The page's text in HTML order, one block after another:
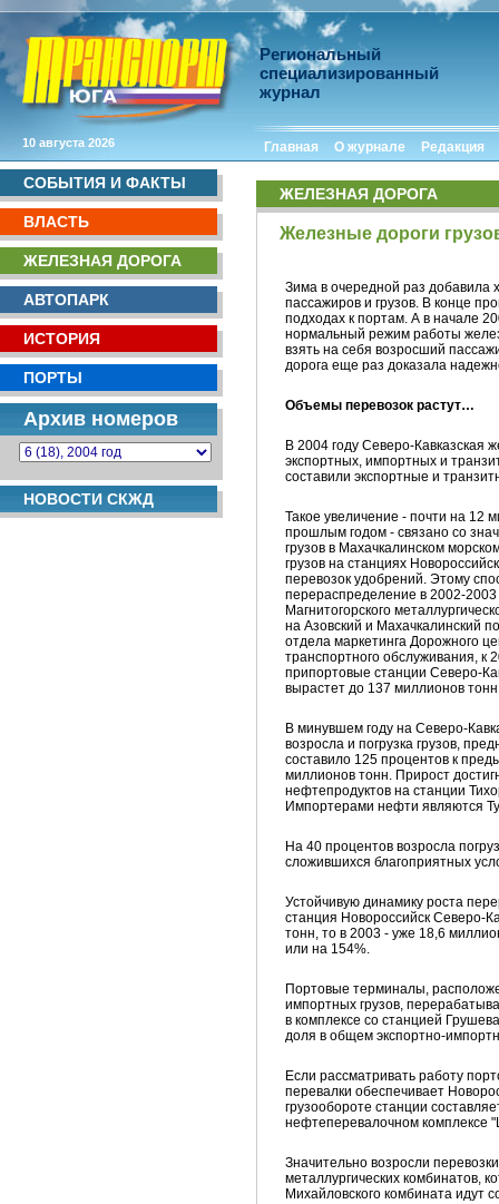
Региональный
специализированный
журнал
10 августа 2026 Главная О журнале Редакция
СОБЫТИЯ И ФАКТЫ
ВЛАСТЬ
ЖЕЛЕЗНАЯ ДОРОГА
АВТОПАРК
ИСТОРИЯ
ПОРТЫ
Архив номеров
НОВОСТИ СКЖД
ЖЕЛЕЗНАЯ ДОРОГА
Железные дороги
Зима в очередной раз добавила
пассажиров и грузов. В конце
подходах к портам. А в начале
нормальный режим работы
взять на себя возросший
дорога еще раз доказала
Объемы перевозок растут…
В 2004 году Северо-Кавказская
экспортных, импортных и
составили экспортные и
Такое увеличение - почти на 12
прошлым годом - связано со
грузов в Махачкалинском
грузов на станциях
перевозок удобрений. Этому
перераспределение в 2002-
Магнитогорского
на Азовский и Махачкалинский
отдела маркетинга Дорожного
транспортного обслуживания, к
припортовые станции Северо-
вырастет до 137 миллионов тонн
В минувшем году на Северо-
возросла и погрузка грузов,
составило 125 процентов к
миллионов тонн. Прирост
нефтепродуктов на станции
Импортерами нефти являются
На 40 процентов возросла
сложившихся благоприятных
Устойчивую динамику роста
станция Новороссийск Северо-
тонн, то в 2003 - уже 18,6
или на 154%.
Портовые терминалы,
импортных грузов,
в комплексе со станцией
доля в общем экспортно-
Если рассматривать работу
перевалки обеспечивает
грузообороте станции
нефтеперевалочном комплексе
Значительно возросли
металлургических комбинатов,
Михайловского комбината